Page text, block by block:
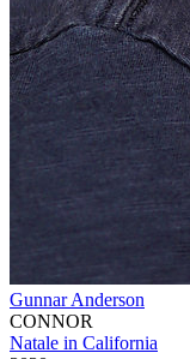
Gunnar Anderson
CONNOR
Natale in California